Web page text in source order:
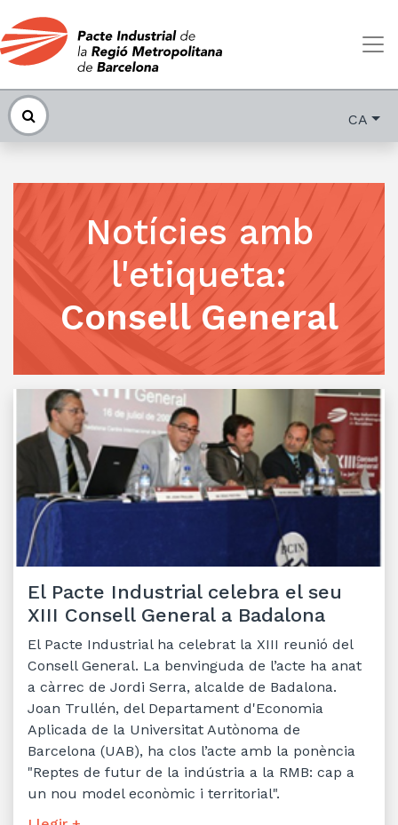
CA
Notícies amb
l'etiqueta:
Consell General
El Pacte Industrial celebra el seu
XIII Consell General a Badalona
El Pacte Industrial ha celebrat la XIII reunió del
Consell General. La benvinguda de l’acte ha anat
a càrrec de Jordi Serra, alcalde de Badalona.
Joan Trullén, del Departament d'Economia
Aplicada de la Universitat Autònoma de
Barcelona (UAB), ha clos l’acte amb la ponència
"Reptes de futur de la indústria a la RMB: cap a
un nou model econòmic i territorial".